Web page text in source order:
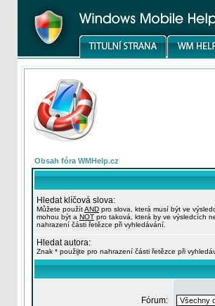
Obsah fóra WMHelp.cz
Hledat klíčová slova:
Můžete použítAND pro slova, která musí být ve
mohou být a NOT pro taková, která by ve výsledcích
nahrazení části řetězce při vyhledávání.
Hledat autora:
Znak * použijte pro nahrazení části řetězce při
Fórum: